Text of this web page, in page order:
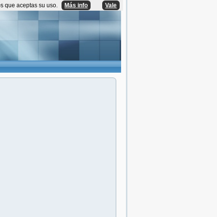
que aceptas su uso. Más info Vale